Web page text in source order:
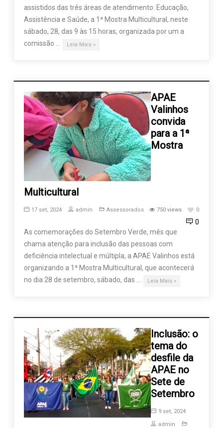
assistidos das três áreas de atendimento: Educação,
Assistência e Saúde, a 1ª Mostra Multicultural, neste
sábado, 28, das 9 às 15 horas, organizada por um a
comissão …
Leia Mais »
APAE
Valinhos
convida
para a 1ª
Mostra
Multicultural
17 set, 2024 admin Assessorados 750 views 0
0
As comemorações do Setembro Verde, mês que
chama atenção para inclusão das pessoas com
deficiência intelectual e múltipla, a APAE Valinhos está
organizando a 1ª Mostra Multicultural, que acontecerá
no dia 28 de setembro, sábado, das …
Leia Mais »
Inclusão: o
tema do
desfile da
APAE no
Sete de
Setembro
9 set, 2024
admin